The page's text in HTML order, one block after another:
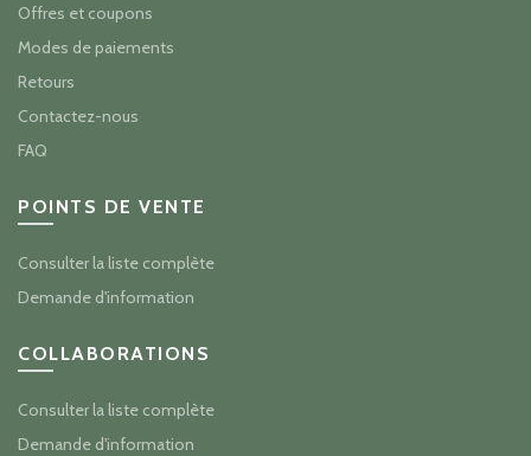
Offres et coupons
Modes de paiements
Retours
Contactez-nous
FAQ
POINTS DE VENTE
Consulter la liste complète
Demande d'information
COLLABORATIONS
Consulter la liste complète
Demande d'information